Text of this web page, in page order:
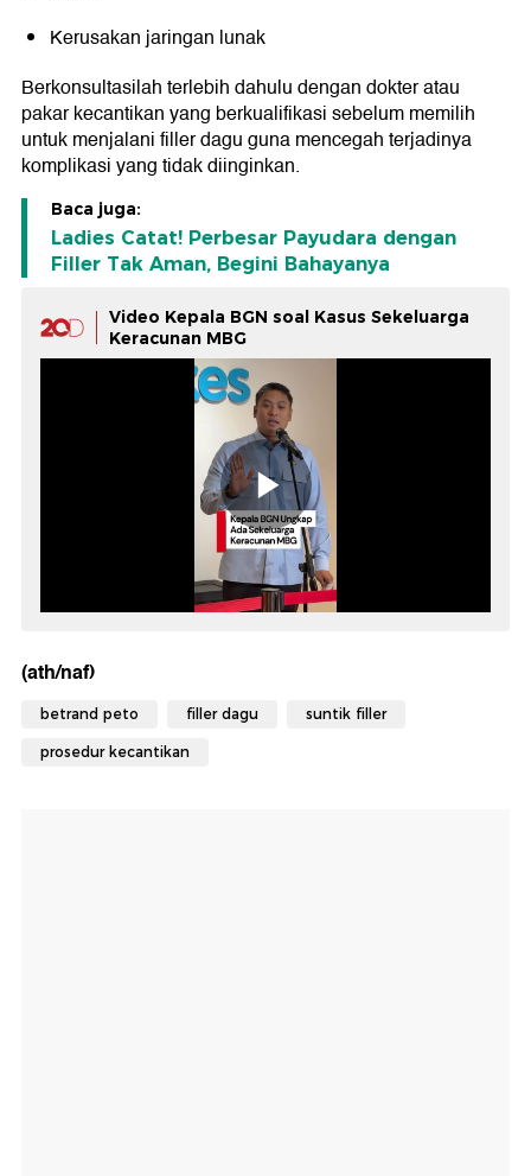
Kerusakan jaringan lunak
Berkonsultasilah terlebih dahulu dengan dokter atau
pakar kecantikan yang berkualifikasi sebelum memilih
untuk menjalani filler dagu guna mencegah terjadinya
komplikasi yang tidak diinginkan.
Baca juga:
Ladies Catat! Perbesar Payudara dengan
Filler Tak Aman, Begini Bahayanya
Video Kepala BGN soal Kasus Sekeluarga
Keracunan MBG
(ath/naf)
betrand peto filler dagu suntik filler
prosedur kecantikan